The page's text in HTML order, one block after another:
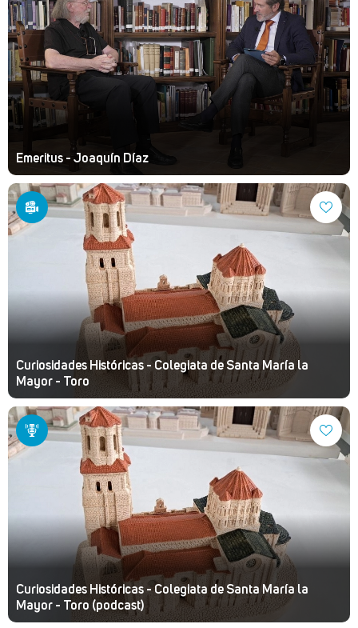
Emeritus - Joaquín Díaz
Curiosidades Históricas - Colegiata de Santa María la
Mayor - Toro
Curiosidades Históricas - Colegiata de Santa María la
Mayor - Toro (podcast)